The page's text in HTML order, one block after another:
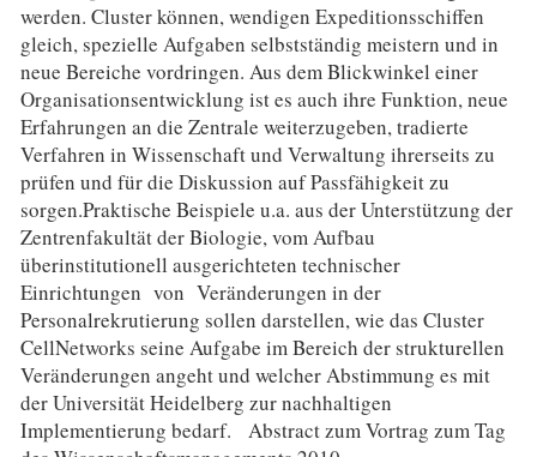
werden. Cluster können, wendigen Expeditionsschiffen
gleich, spezielle Aufgaben selbstständig meistern und in
neue Bereiche vordringen. Aus dem Blickwinkel einer
Organisationsentwicklung ist es auch ihre Funktion, neue
Erfahrungen an die Zentrale weiterzugeben, tradierte
Verfahren in Wissenschaft und Verwaltung ihrerseits zu
prüfen und für die Diskussion auf Passfähigkeit zu
sorgen.Praktische Beispiele u.a. aus der Unterstützung der
Zentrenfakultät der Biologie, vom Aufbau
überinstitutionell ausgerichteten technischer
Einrichtungen von Veränderungen in der
Personalrekrutierung sollen darstellen, wie das Cluster
CellNetworks seine Aufgabe im Bereich der strukturellen
Veränderungen angeht und welcher Abstimmung es mit
der Universität Heidelberg zur nachhaltigen
Implementierung bedarf. Abstract zum Vortrag zum Tag